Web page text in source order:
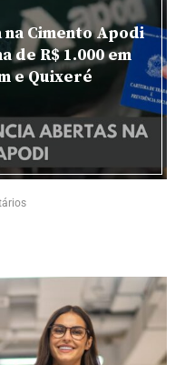
Cimento Apodi
de R$ 1.000 em
e Quixeré